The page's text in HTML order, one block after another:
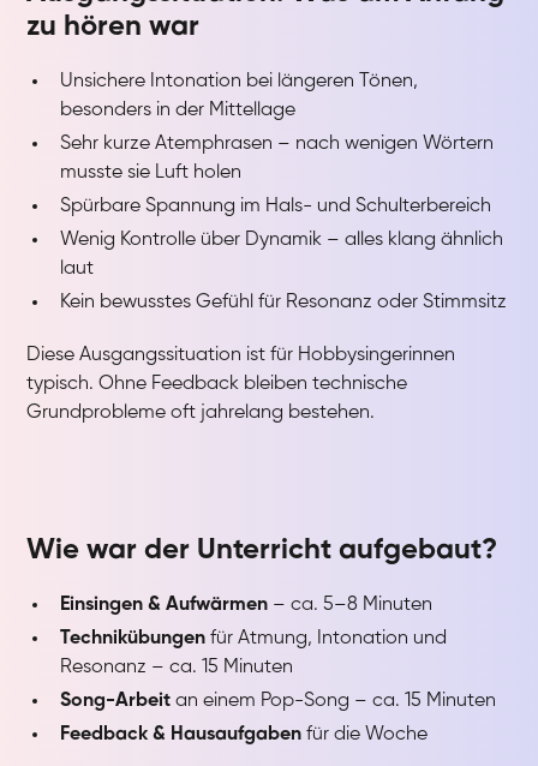
zu hören war
Unsichere Intonation bei längeren Tönen,
besonders in der Mittellage
Sehr kurze Atemphrasen – nach wenigen Wörtern
musste sie Luft holen
Spürbare Spannung im Hals- und Schulterbereich
Wenig Kontrolle über Dynamik – alles klang ähnlich
laut
Kein bewusstes Gefühl für Resonanz oder Stimmsitz
Diese Ausgangssituation ist für Hobbysingerinnen
typisch. Ohne Feedback bleiben technische
Grundprobleme oft jahrelang bestehen.
Wie war der Unterricht aufgebaut?
Einsingen & Aufwärmen – ca. 5–8 Minuten
Technikübungen für Atmung, Intonation und
Resonanz – ca. 15 Minuten
Song-Arbeit an einem Pop-Song – ca. 15 Minuten
Feedback & Hausaufgaben für die Woche